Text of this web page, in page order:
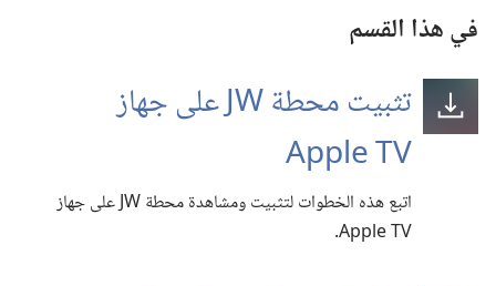
في هذا القسم
تثبيت محطة JW على جهاز
Apple TV
اتبع هذه الخطوات لتثبيت ومشاهدة محطة JW على جهاز
Apple TV.‏